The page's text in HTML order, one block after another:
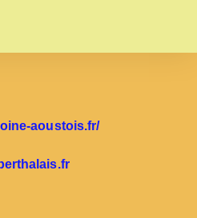
aoustois.fr/